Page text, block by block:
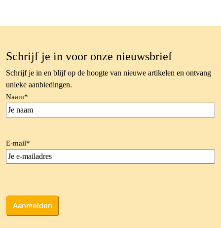
Schrijf je in voor onze nieuwsbrief
Schrijf je in en blijf op de hoogte van nieuwe artikelen en ontvang
unieke aanbiedingen.
Naam*
E-mail*